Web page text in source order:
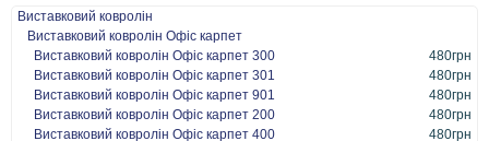
Виставковий ковролін
Виставковий ковролін Офіс карпет
Виставковий ковролін Офіс карпет 300
480грн
Виставковий ковролін Офіс карпет 301
480грн
Виставковий ковролін Офіс карпет 901
480грн
Виставковий ковролін Офіс карпет 200
480грн
Виставковий ковролін Офіс карпет 400
480грн